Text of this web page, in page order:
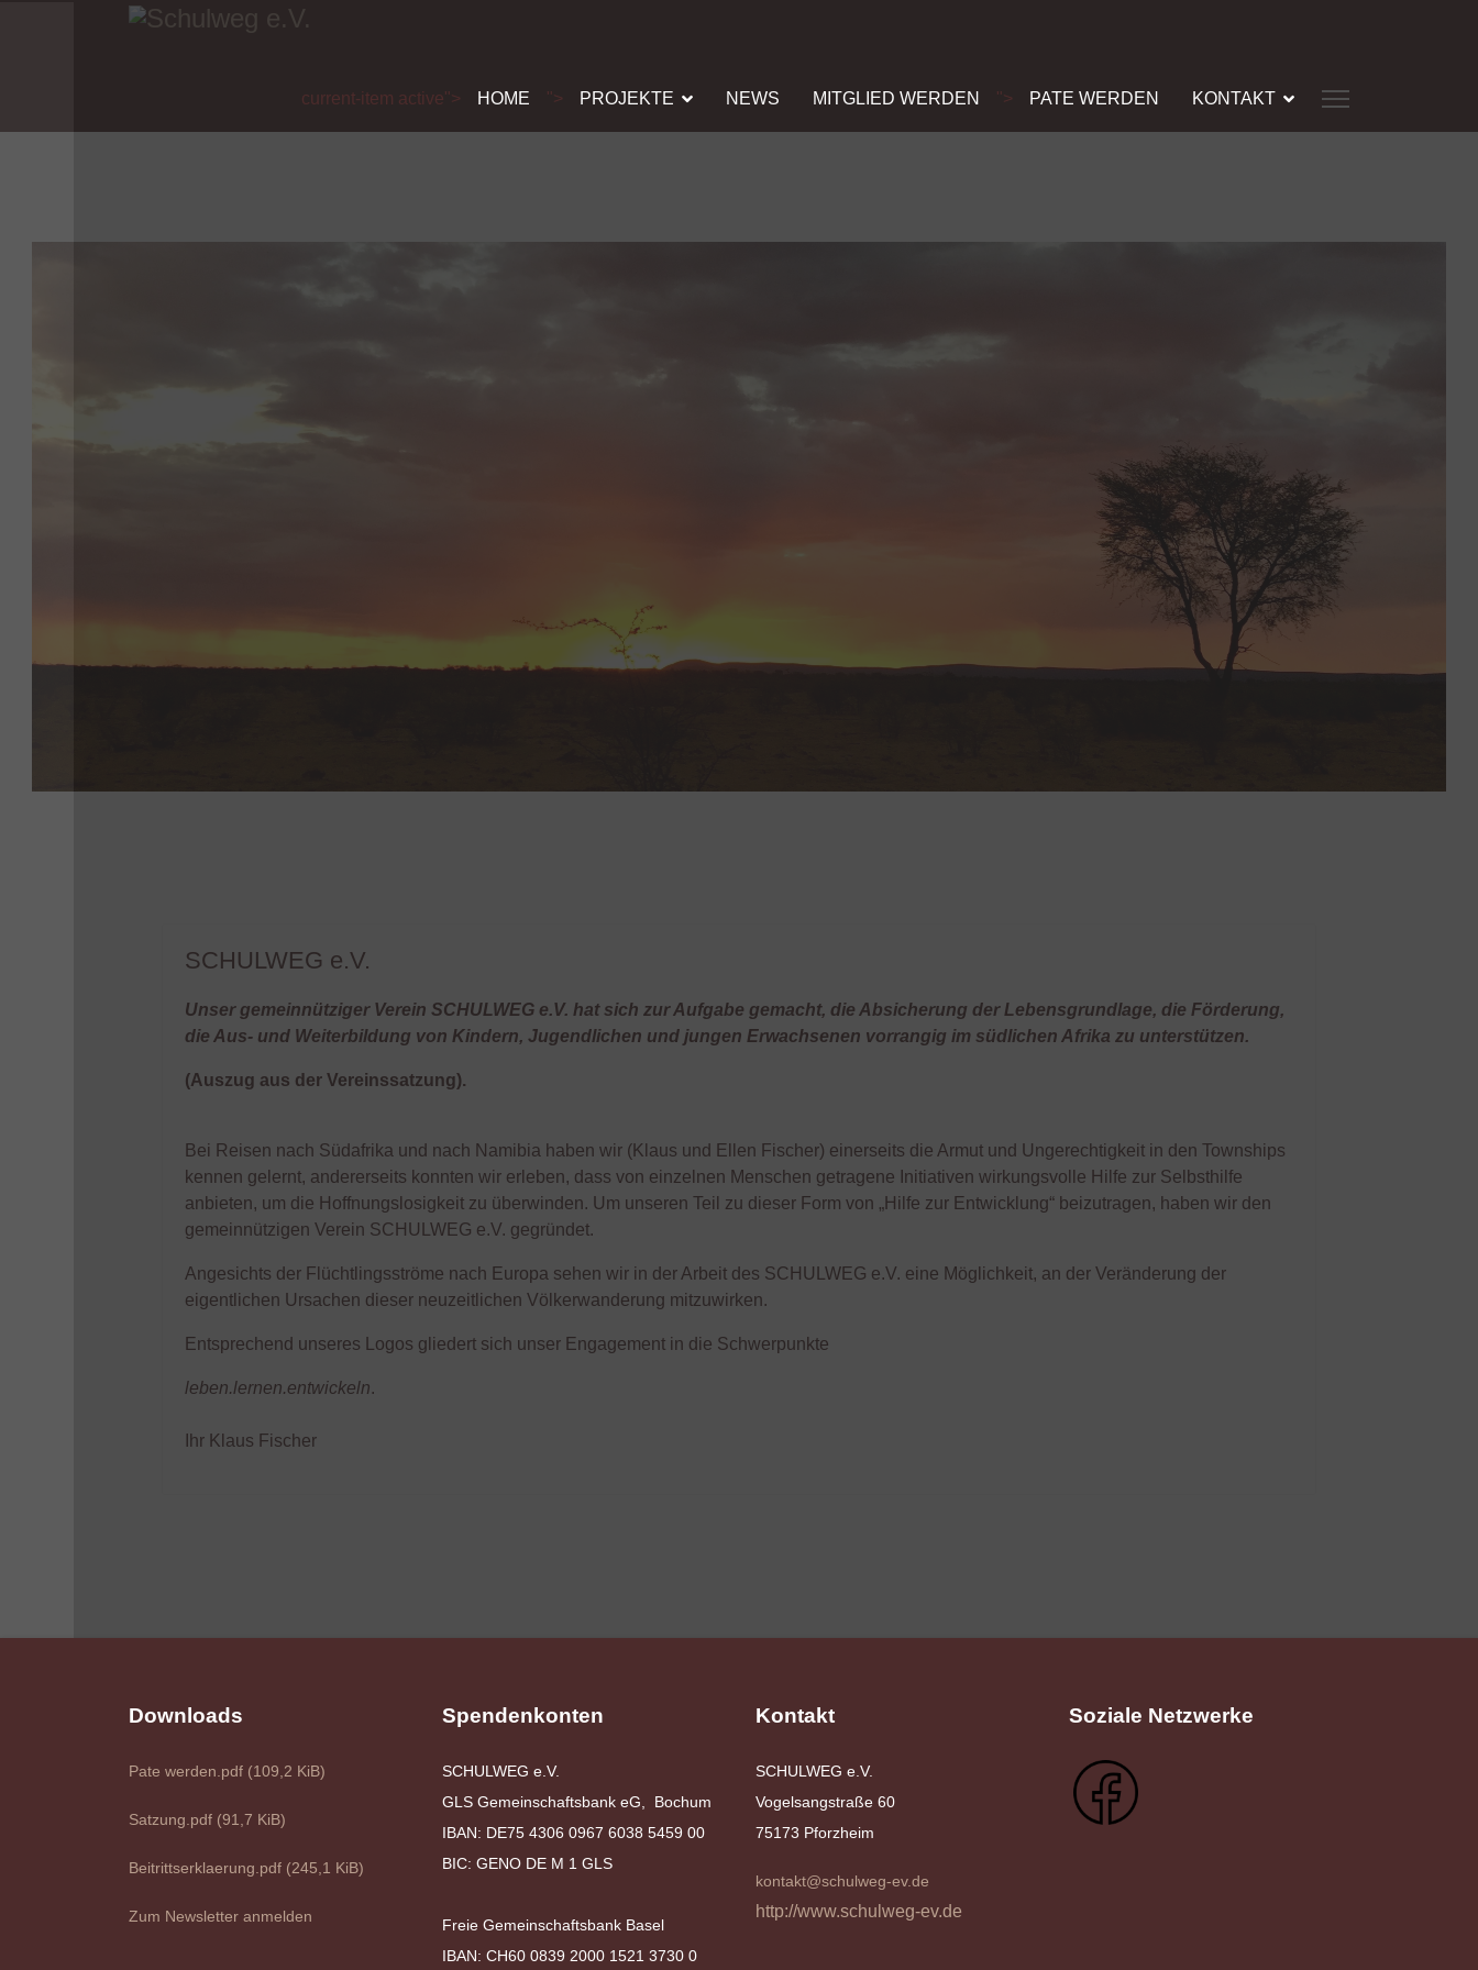
current-item active"> HOME "> PROJEKTE NEWS MITGLIED WERDEN "> PATE WERDEN KONTAKT
SCHULWEG e.V.
Unser gemeinnütziger Verein SCHULWEG e.V. hat sich zur Aufgabe gemacht, die Absicherung der Lebensgrundlage, die Förderung,
die Aus- und Weiterbildung von Kindern, Jugendlichen und jungen Erwachsenen vorrangig im südlichen Afrika zu unterstützen.
(Auszug aus der Vereinssatzung).
Bei Reisen nach Südafrika und nach Namibia haben wir (Klaus und Ellen Fischer) einerseits die Armut und Ungerechtigkeit in den Townships
kennen gelernt, andererseits konnten wir erleben, dass von einzelnen Menschen getragene Initiativen wirkungsvolle Hilfe zur Selbsthilfe
anbieten, um die Hoffnungslosigkeit zu überwinden. Um unseren Teil zu dieser Form von „Hilfe zur Entwicklung“ beizutragen, haben wir den
gemeinnützigen Verein SCHULWEG e.V. gegründet.
Angesichts der Flüchtlingsströme nach Europa sehen wir in der Arbeit des SCHULWEG e.V. eine Möglichkeit, an der Veränderung der
eigentlichen Ursachen dieser neuzeitlichen Völkerwanderung mitzuwirken.
Entsprechend unseres Logos gliedert sich unser Engagement in die Schwerpunkte
leben.lernen.entwickeln.
Ihr Klaus Fischer
Downloads
Pate werden.pdf (109,2 KiB)
Satzung.pdf (91,7 KiB)
Beitrittserklaerung.pdf (245,1 KiB)
Zum Newsletter anmelden
Spendenkonten
SCHULWEG e.V.
GLS Gemeinschaftsbank eG, Bochum
IBAN: DE75 4306 0967 6038 5459 00
BIC: GENO DE M 1 GLS
Freie Gemeinschaftsbank Basel
IBAN: CH60 0839 2000 1521 3730 0
Kontakt
SCHULWEG e.V.
Vogelsangstraße 60
75173 Pforzheim
kontakt@schulweg-ev.de
http://www.schulweg-ev.de
Soziale Netzwerke